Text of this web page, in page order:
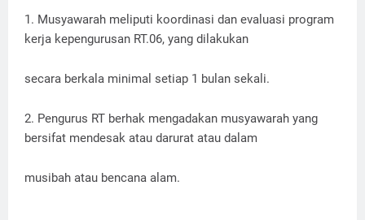
1. Musyawarah meliputi koordinasi dan evaluasi program
kerja kepengurusan RT.06, yang dilakukan
secara berkala minimal setiap 1 bulan sekali.
2. Pengurus RT berhak mengadakan musyawarah yang
bersifat mendesak atau darurat atau dalam
musibah atau bencana alam.